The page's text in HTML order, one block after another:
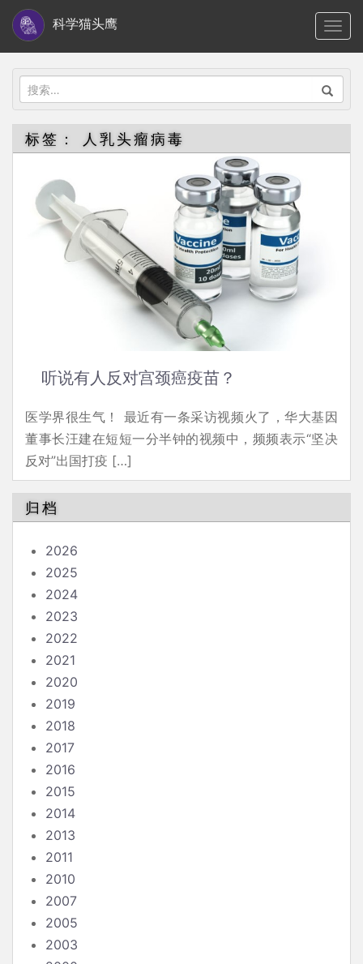
i
科学猫头鹰
搜
索：
标签： 人乳头瘤病毒
听说有人反对宫颈癌疫苗？
医学界很生气！ 最近有一条采访视频火了，华大基因
董事长汪建在短短一分半钟的视频中，频频表示“坚决
反对”出国打疫 […]
归档
2026
2025
2024
2023
2022
2021
2020
2019
2018
2017
2016
2015
2014
2013
2011
2010
2007
2005
2003